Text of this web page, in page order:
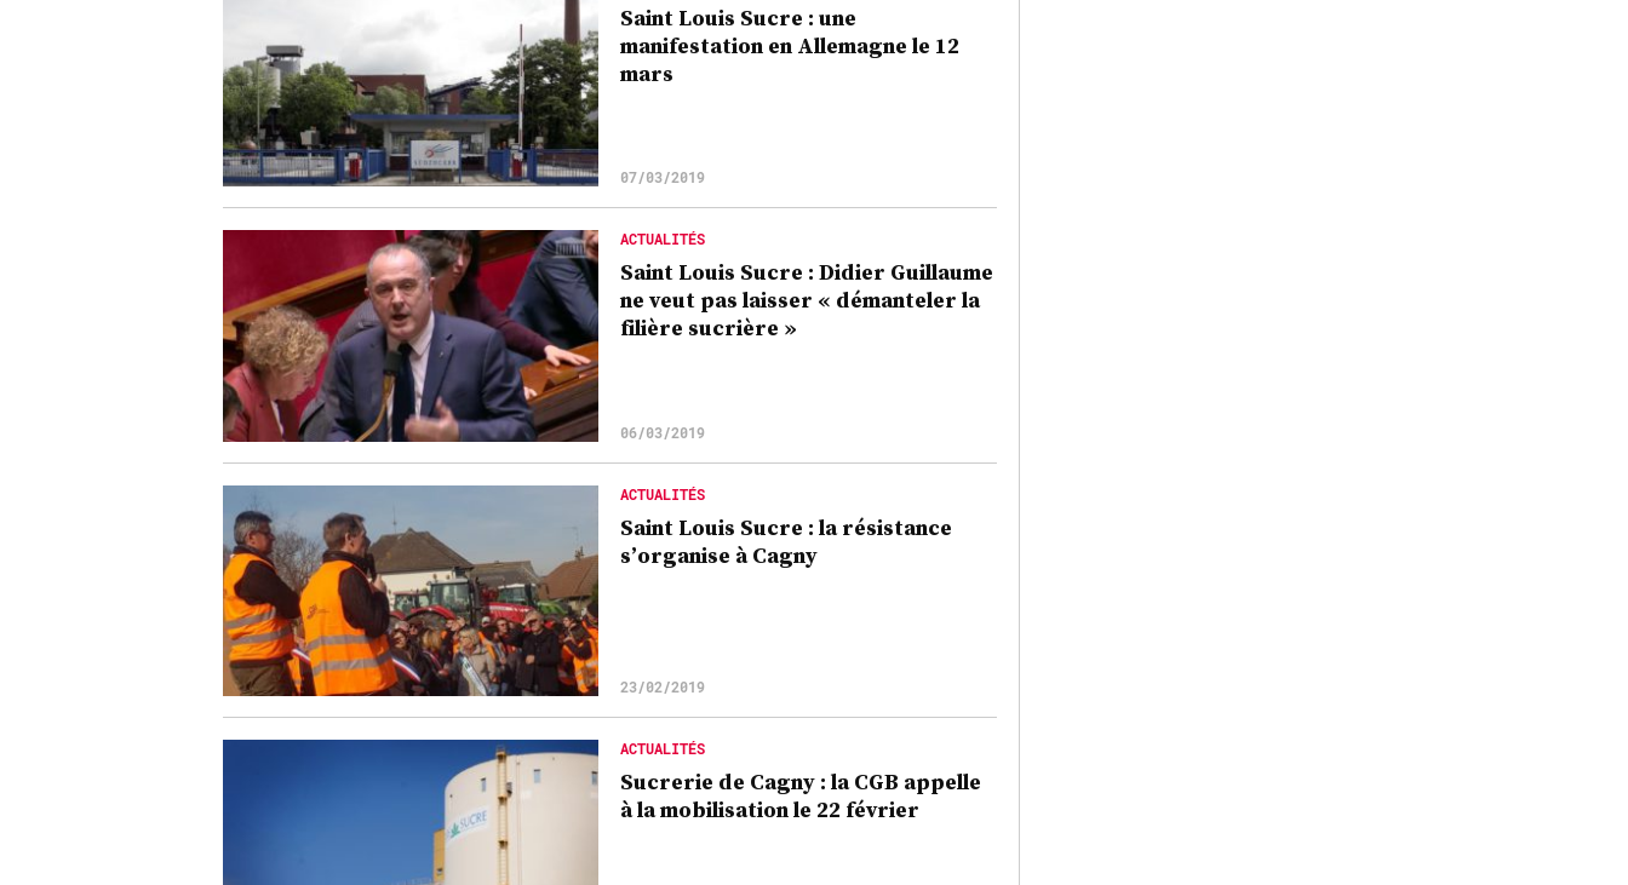
Saint Louis Sucre : une
manifestation en Allemagne le 12
mars
07/03/2019
ACTUALITÉS
Saint Louis Sucre : Didier Guillaume
ne veut pas laisser « démanteler la
filière sucrière »
06/03/2019
ACTUALITÉS
Saint Louis Sucre : la résistance
s’organise à Cagny
23/02/2019
ACTUALITÉS
Sucrerie de Cagny : la CGB appelle
à la mobilisation le 22 février